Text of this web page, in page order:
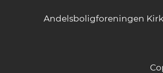
Andelsboligforeningen